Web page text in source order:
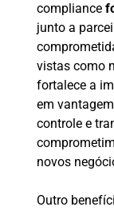
compliance
junto a
vistas como
fortalece a
em
controle e
novos
Outro